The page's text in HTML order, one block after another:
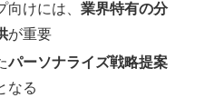
向けには、業界特有の分
が重要
パーソナライズ戦略提案
なる